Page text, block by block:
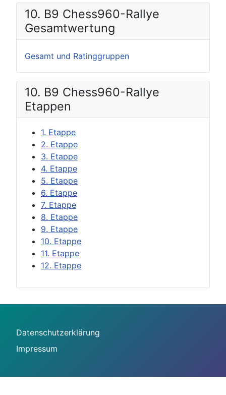
10. B9 Chess960-Rallye
Gesamtwertung
Gesamt und Ratinggruppen
10. B9 Chess960-Rallye
Etappen
1. Etappe
2. Etappe
3. Etappe
4. Etappe
5. Etappe
6. Etappe
7. Etappe
8. Etappe
9. Etappe
10. Etappe
11. Etappe
12. Etappe
Datenschutzerklärung
Impressum